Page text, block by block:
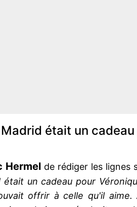
était un
Hermel de rédiger les lignes
un cadeau pour
offrir à celle qu'il aime.